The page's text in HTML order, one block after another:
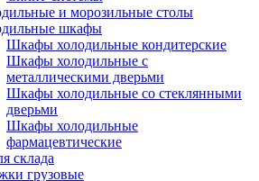
и морозильные столы
шкафы
Шкафы холодильные кондитерские
Шкафы холодильные с
металлическими дверьми
Шкафы холодильные со стеклянными
дверьми
Шкафы холодильные
фармацевтические
склада
грузовые